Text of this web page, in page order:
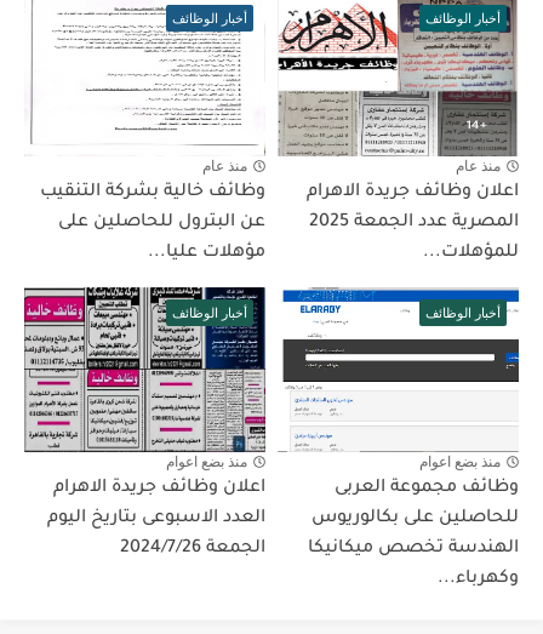
أخبار الوظائف
منذ عام
اعلان وظائف جريدة الاهرام
المصرية عدد الجمعة 2025
للمؤهلات...
أخبار الوظائف
منذ عام
وظائف خالية بشركة التنقيب
عن البترول للحاصلين على
مؤهلات عليا...
أخبار الوظائف
منذ بضع اعوام
وظائف مجموعة العربى
للحاصلين على بكالوريوس
الهندسة تخصص ميكانيكا
وكهرباء...
أخبار الوظائف
منذ بضع اعوام
اعلان وظائف جريدة الاهرام
العدد الاسبوعى بتاريخ اليوم
الجمعة 2024/7/26